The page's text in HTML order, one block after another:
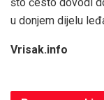
u donjem dijelu
Vrisak.info